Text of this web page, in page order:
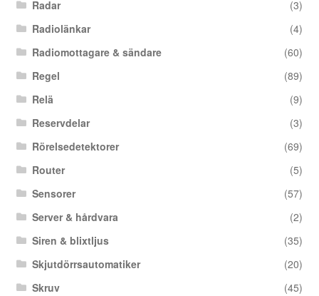
Radar
(3)
Radiolänkar
(4)
Radiomottagare & sändare
(60)
Regel
(89)
Relä
(9)
Reservdelar
(3)
Rörelsedetektorer
(69)
Router
(5)
Sensorer
(57)
Server & hårdvara
(2)
Siren & blixtljus
(35)
Skjutdörrsautomatiker
(20)
Skruv
(45)